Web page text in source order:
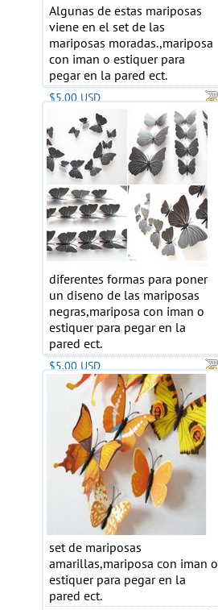
Algunas de estas mariposas
viene en el set de las
mariposas moradas.,mariposa
con iman o estiquer para
pegar en la pared ect.
$5.00 USD
diferentes formas para poner
un diseno de las mariposas
negras,mariposa con iman o
estiquer para pegar en la
pared ect.
$5.00 USD
set de mariposas
amarillas,mariposa con iman o
estiquer para pegar en la
pared ect.